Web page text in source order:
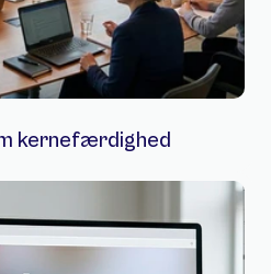
kernefærdighed